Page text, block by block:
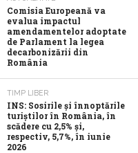
Comisia Europeană va
evalua impactul
amendamentelor adoptate
de Parlament la legea
decarbonizării din
România
TIMP LIBER
INS: Sosirile și înnoptările
turiștilor în România, în
scădere cu 2,5% și,
respectiv, 5,7%, în iunie
2026